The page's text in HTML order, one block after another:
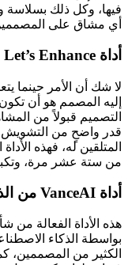
فيها، وكل ذلك
أي مشاق على
أداة Let’s Enhance
لا شك أن الأمر حينما
إليه المصمم هو أن
التصميم قبولاً من
قدر واضحٍ من التشويش
المتلقين له، فهذه
من ستة عشر مرة،
أداة VanceAI من الذكاء الاصطناعي
هذه الأداة الفعالة من
بواسطة الذكاء
الكثير من المصممين،